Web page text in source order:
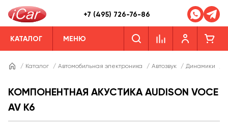
+7 (495) 726-76-86
КАТАЛОГ МЕНЮ
/ Каталог / Автомобильная электроника / Автозвук / Динамики
КОМПОНЕНТНАЯ АКУСТИКА AUDISON VOCE
AV K6